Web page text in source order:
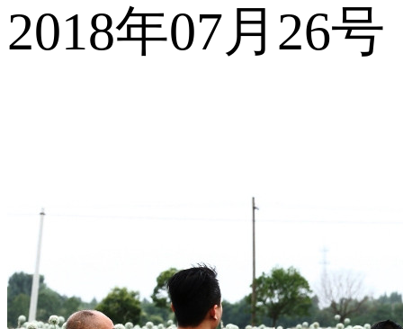
2018年07月26号